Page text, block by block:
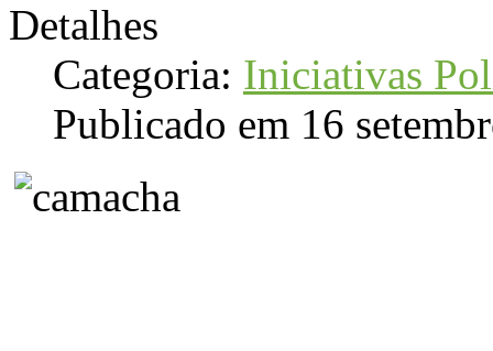
Detalhes
Categoria: Iniciativas
Publicado em 16